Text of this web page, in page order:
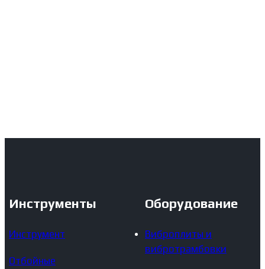
Инструменты
Инструмент
Отбойные
Оборудование
Виброплиты и
вибротрамбовки